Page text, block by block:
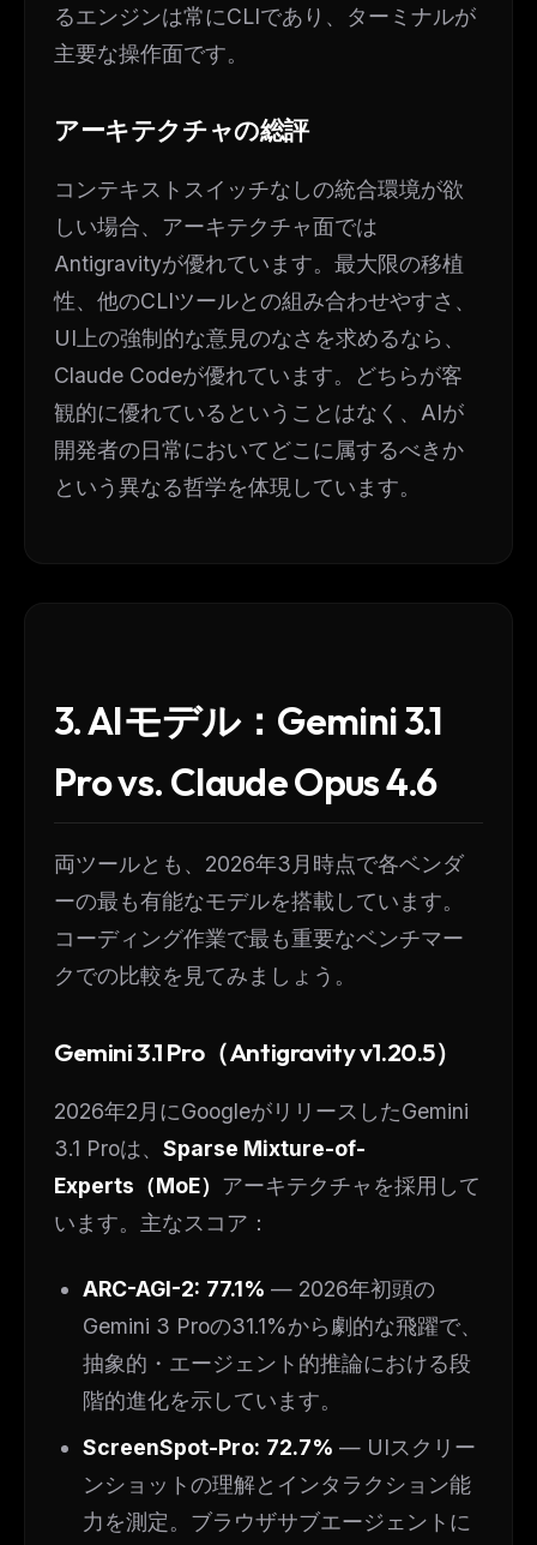
るエンジンは常にCLIであり、ターミナルが
主要な操作面です。
アーキテクチャの総評
コンテキストスイッチなしの統合環境が欲
しい場合、アーキテクチャ面では
Antigravityが優れています。最大限の移植
性、他のCLIツールとの組み合わせやすさ、
UI上の強制的な意見のなさを求めるなら、
Claude Codeが優れています。どちらが客
観的に優れているということはなく、AIが
開発者の日常においてどこに属するべきか
という異なる哲学を体現しています。
3. AIモデル：Gemini 3.1
Pro vs. Claude Opus 4.6
両ツールとも、2026年3月時点で各ベンダ
ーの最も有能なモデルを搭載しています。
コーディング作業で最も重要なベンチマー
クでの比較を見てみましょう。
Gemini 3.1 Pro（Antigravity v1.20.5）
2026年2月にGoogleがリリースしたGemini
3.1 Proは、 Sparse Mixture-of-
Experts（MoE） アーキテクチャを採用して
います。主なスコア：
ARC-AGI-2: 77.1% — 2026年初頭の
Gemini 3 Proの31.1%から劇的な飛躍で、
抽象的・エージェント的推論における段
階的進化を示しています。
ScreenSpot-Pro: 72.7% — UIスクリー
ンショットの理解とインタラクション能
力を測定。ブラウザサブエージェントに